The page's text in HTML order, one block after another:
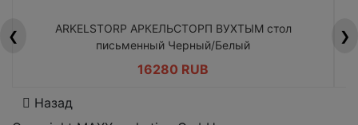
❮
ARKELSTORP АРКЕЛЬСТОРП ВУХТЫМ стол
письменный Черный/Белый
16280 RUB
❯
Назад